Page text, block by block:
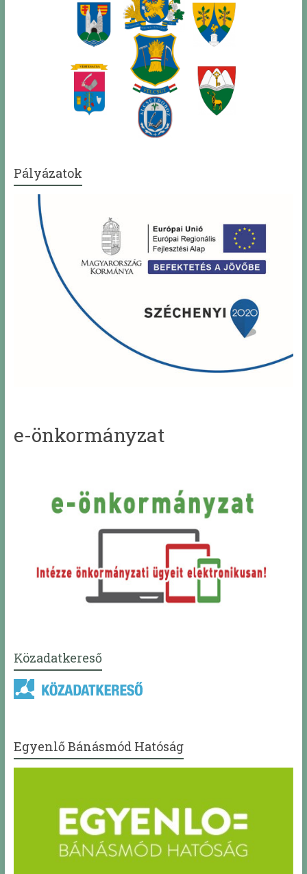
Pályázatok
e-önkormányzat
Közadatkereső
Egyenlő Bánásmód Hatóság